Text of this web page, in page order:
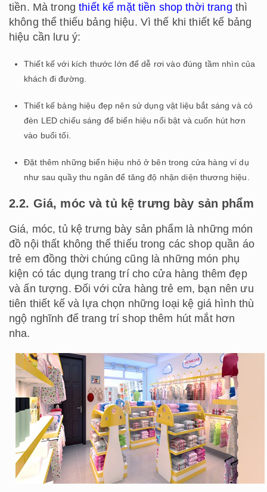
tiền. Mà trongthiết kế mặt tiền shop thời trang thì
không thể thiếu bảng hiệu. Vì thế khi thiết kế bảng
hiệu cần lưu ý:
Thiết kế với kích thước lớn để dễ rơi vào đúng tầm nhìn của
khách đi đường.
Thiết kế bảng hiệu đẹp nên sử dụng vật liệu bắt sáng và có
đèn LED chiếu sáng để biển hiệu nổi bật và cuốn hút hơn
vào buổi tối.
Đặt thêm những biển hiệu nhỏ ở bên trong cửa hàng ví dụ
như sau quầy thu ngân để tăng độ nhận diện thương hiệu.
2.2. Giá, móc và tủ kệ trưng bày sản phẩm
Giá, móc, tủ kệ trưng bày sản phẩm là những món
đồ nội thất không thể thiếu trong các shop quần áo
trẻ em đồng thời chúng cũng là những món phụ
kiện có tác dụng trang trí cho cửa hàng thêm đẹp
và ấn tượng. Đối với cửa hàng trẻ em, bạn nên ưu
tiên thiết kế và lựa chọn những loại kệ giá hình thù
ngộ nghĩnh để trang trí shop thêm hút mắt hơn
nha.